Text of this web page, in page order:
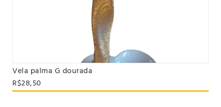
VER PRODUTO
Vela palma G dourada
R$28,50